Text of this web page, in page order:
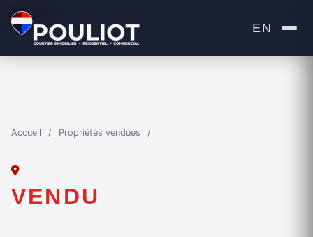
EN
Accueil / Propriétés vendues /
VENDU
VENDU